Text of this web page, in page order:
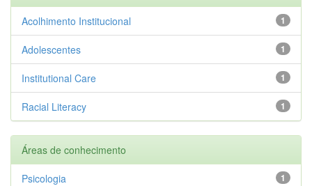
1
Acolhimento Institucional
1
Adolescentes
1
Institutional Care
1
Racial Literacy
Áreas de conhecimento
1
Psicologia